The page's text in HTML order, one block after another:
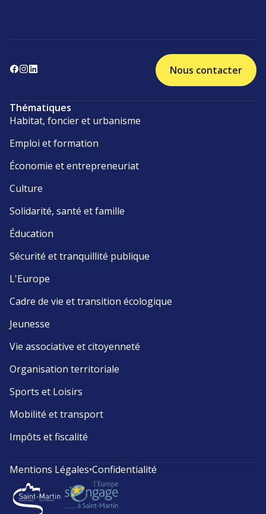
Nous contacter
Thématiques
Habitat, foncier et urbanisme
Emploi et formation
Économie et entrepreneuriat
Culture
Solidarité, santé et famille
Éducation
Sécurité et tranquillité publique
L'Europe
Cadre de vie et transition écologique
Jeunesse
Vie associative et citoyenneté
Organisation territoriale
Sports et Loisirs
Mobilité et transport
Impôts et fiscalité
Mentions Légales•Confidentialité